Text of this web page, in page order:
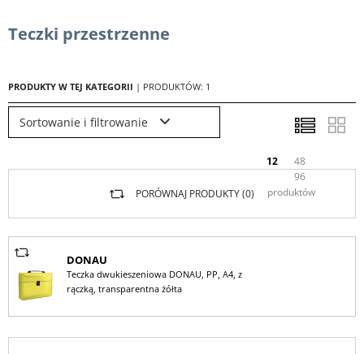
Teczki przestrzenne
PRODUKTY W TEJ KATEGORII | PRODUKTÓW: 1
Sortowanie i filtrowanie
12
48
96
produktów
PORÓWNAJ PRODUKTY (0)
DONAU
Teczka dwukieszeniowa DONAU, PP, A4, z
rączką, transparentna żółta